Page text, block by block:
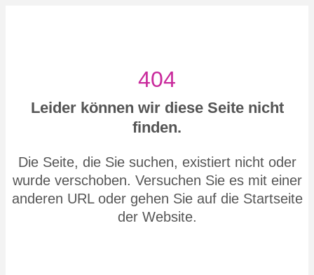
404
Leider können wir diese Seite nicht
finden.
Die Seite, die Sie suchen, existiert nicht oder
wurde verschoben. Versuchen Sie es mit einer
anderen URL oder gehen Sie auf die Startseite
der Website.